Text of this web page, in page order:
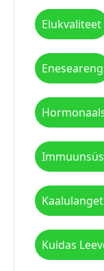
Elukvaliteet
Eneseareng
Kuidas